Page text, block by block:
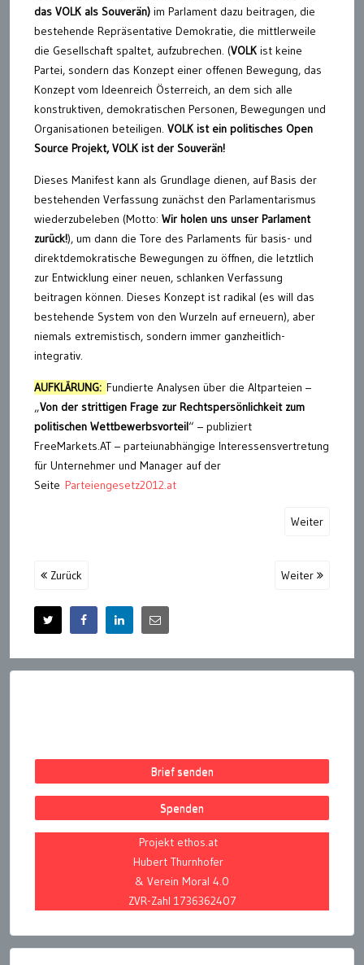
das VOLK als Souverän) im Parlament dazu beitragen, die
bestehende Repräsentative Demokratie, die mittlerweile
die Gesellschaft spaltet, aufzubrechen. (VOLK ist keine
Partei, sondern das Konzept einer offenen Bewegung, das
Konzept vom Ideenreich Österreich, an dem sich alle
konstruktiven, demokratischen Personen, Bewegungen und
Organisationen beteiligen. VOLK ist ein politisches Open
Source Projekt, VOLK ist der Souverän!
Dieses Manifest kann als Grundlage dienen, auf Basis der
bestehenden Verfassung zunächst den Parlamentarismus
wiederzubeleben (Motto: Wir holen uns unser Parlament
zurück!), um dann die Tore des Parlaments für basis- und
direktdemokratische Bewegungen zu öffnen, die letztlich
zur Entwicklung einer neuen, schlanken Verfassung
beitragen können. Dieses Konzept ist radikal (es will das
bestehende System von den Wurzeln auf erneuern), aber
niemals extremistisch, sondern immer ganzheitlich-
integrativ.
AUFKLÄRUNG: Fundierte Analysen über die Altparteien –
„Von der strittigen Frage zur Rechtspersönlichkeit zum
politischen Wettbewerbsvorteil“ – publiziert
FreeMarkets.AT – parteiunabhängige Interessensvertretung
für Unternehmer und Manager auf der
Seite Parteiengesetz2012.at
Weiter
Zurück Weiter
Brief senden
Spenden
Projekt ethos.at
Hubert Thurnhofer
& Verein Moral 4.0
ZVR-Zahl 1736362407